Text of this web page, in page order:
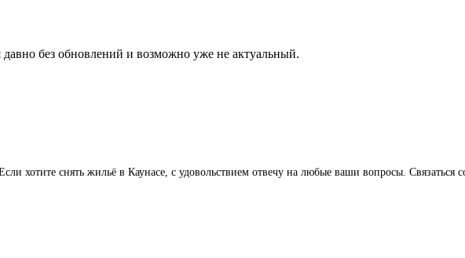
без обновлений и возможно уже не актуальный.
хотите снять жильё в Каунасе, с удовольствием отвечу на любые ваши вопросы.